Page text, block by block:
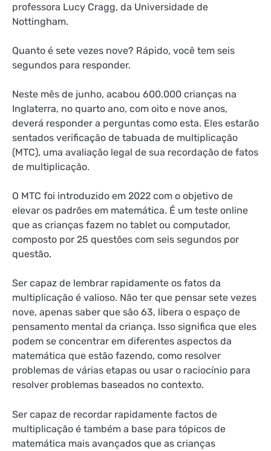
professora Lucy Cragg, da Universidade de
Nottingham.
Quanto é sete vezes nove? Rápido, você tem seis
segundos para responder.
Neste mês de junho, acabou 600.000 crianças na
Inglaterra, no quarto ano, com oito e nove anos,
deverá responder a perguntas como esta. Eles estarão
sentados verificação de tabuada de multiplicação
(MTC), uma avaliação legal de sua recordação de fatos
de multiplicação.
O MTC foi introduzido em 2022 com o objetivo de
elevar os padrões em matemática. É um teste online
que as crianças fazem no tablet ou computador,
composto por 25 questões com seis segundos por
questão.
Ser capaz de lembrar rapidamente os fatos da
multiplicação é valioso. Não ter que pensar sete vezes
nove, apenas saber que são 63, libera o espaço de
pensamento mental da criança. Isso significa que eles
podem se concentrar em diferentes aspectos da
matemática que estão fazendo, como resolver
problemas de várias etapas ou usar o raciocínio para
resolver problemas baseados no contexto.
Ser capaz de recordar rapidamente factos de
multiplicação é também a base para tópicos de
matemática mais avançados que as crianças